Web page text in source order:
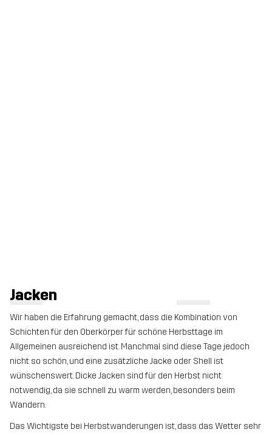
Jacken
Wir haben die Erfahrung gemacht, dass die Kombination von
Schichten für den Oberkörper für schöne Herbsttage im
Allgemeinen ausreichend ist. Manchmal sind diese Tage jedoch
nicht so schön, und eine zusätzliche Jacke oder Shell ist
wünschenswert. Dicke Jacken sind für den Herbst nicht
notwendig, da sie schnell zu warm werden, besonders beim
Wandern.
Das Wichtigste bei Herbstwanderungen ist, dass das Wetter sehr